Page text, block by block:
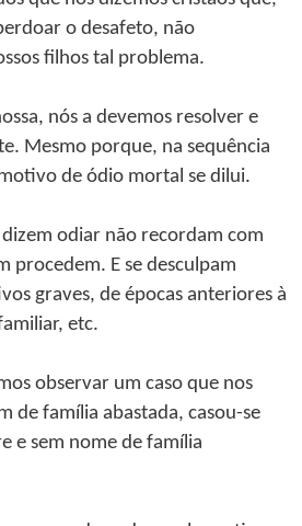
o desafeto, não
filhos tal problema.
nós a devemos resolver e
Mesmo porque, na sequência
de ódio mortal se dilui.
dizem odiar não recordam com
procedem. E se desculpam
graves, de épocas anteriores à
etc.
observar um caso que nos
de família abastada, casou-se
e sem nome de família